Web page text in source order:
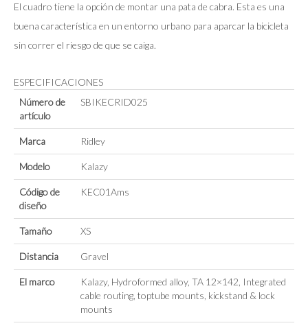
El cuadro tiene la opción de montar una pata de cabra. Esta es una
buena característica en un entorno urbano para aparcar la bicicleta
sin correr el riesgo de que se caiga.
ESPECIFICACIONES
Número de
artículo
SBIKECRID025
Marca Ridley
Modelo Kalazy
Código de
diseño
KEC01Ams
Tamaño XS
Distancia Gravel
El marco
Kalazy, Hydroformed alloy, TA 12×142, Integrated
cable routing, toptube mounts, kickstand & lock
mounts